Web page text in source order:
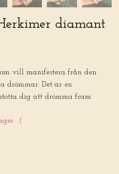
diamant
vill manifestera från den
drömmar. Det är en
dig att drömma fram
:(